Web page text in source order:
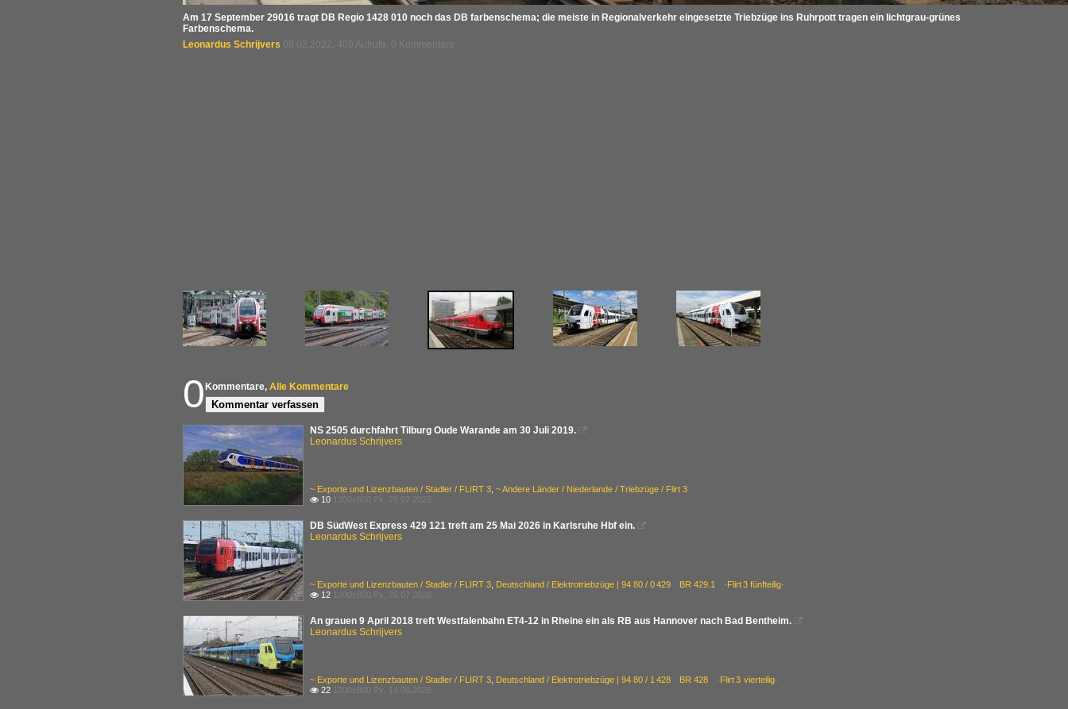
Am 17 September 29016 tragt DB Regio 1428 010 noch das DB farbenschema; die meiste in Regionalverkehr eingesetzte Triebzüge ins Ruhrpott tragen ein lichtgrau-grünes
Farbenschema.
Leonardus Schrijvers
08.02.2022, 409 Aufrufe, 0 Kommentare
0 Kommentare, Alle Kommentare
Kommentar verfassen
NS 2505 durchfahrt Tilburg Oude Warande am 30 Juli 2019. 
Leonardus Schrijvers
~ Exporte und Lizenzbauten / Stadler / FLIRT 3 ~ Andere Länder / Niederlande / Triebzüge / Flirt 3
 10 1200x800 Px, 26.07.2026
DB SüdWest Express 429 121 treft am 25 Mai 2026 in Karlsruhe Hbf ein. 
Leonardus Schrijvers
~ Exporte und Lizenzbauten / Stadler / FLIRT 3 Deutschland / Elektrotriebzüge | 94 80 / 0 429 BR 429.1 ·Flirt 3 fünfteilig·
 12 1200x800 Px, 26.07.2026
An grauen 9 April 2018 treft Westfalenbahn ET4-12 in Rheine ein als RB aus Hannover nach Bad Bentheim. 
Leonardus Schrijvers
~ Exporte und Lizenzbauten / Stadler / FLIRT 3 Deutschland / Elektrotriebzüge | 94 80 / 1 428 BR 428 ·Flirt 3 vierteilig·
 22 1200x800 Px, 14.06.2026